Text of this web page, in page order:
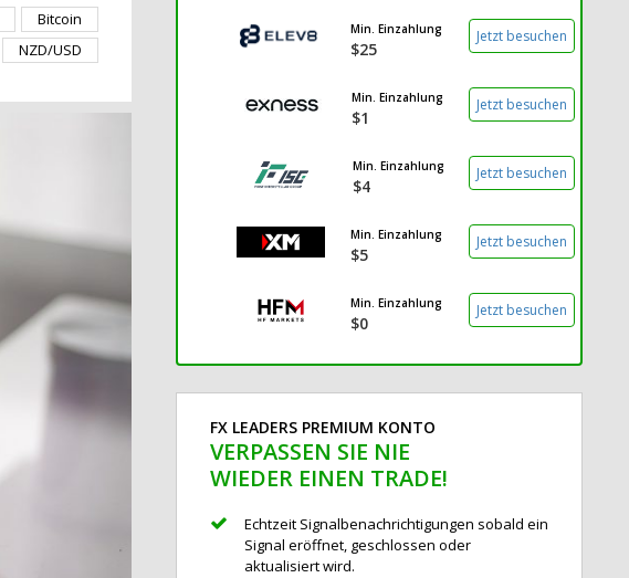
Bitcoin
NZD/USD
Min. Einzahlung
$25
Jetzt besuchen
Min. Einzahlung
$1
Jetzt besuchen
Min. Einzahlung
$4
Jetzt besuchen
Min. Einzahlung
$5
Jetzt besuchen
Min. Einzahlung
$0
Jetzt besuchen
FX LEADERS PREMIUM KONTO
VERPASSEN SIE NIE
WIEDER EINEN TRADE!
Echtzeit Signalbenachrichtigungen sobald ein
Signal eröffnet, geschlossen oder
aktualisiert wird.